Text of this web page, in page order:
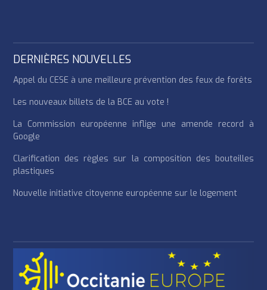
DERNIÈRES NOUVELLES
Appel du CESE à une meilleure prévention des feux de forêts
Les nouveaux billets de la BCE au vote !
La Commission européenne inflige une amende record à
Google
Clarification des règles sur la composition des bouteilles
plastiques
Nouvelle initiative citoyenne européenne sur le logement